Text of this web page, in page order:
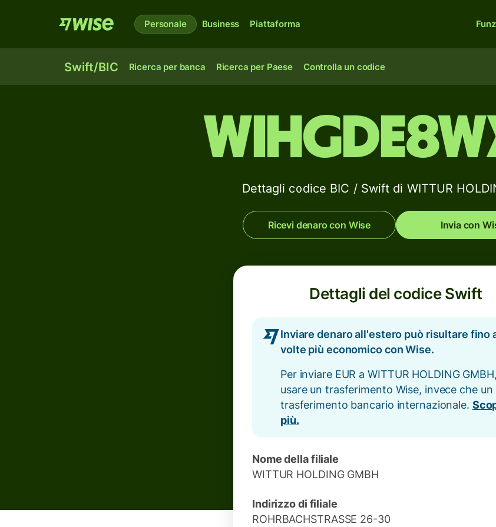
Personale Business Piattaforma
Swift/BIC Ricerca per banca Ricerca per Paese Controlla un codice
Dettagli codice BIC / Swift di WITTUR
Ricevi denaro con Wise Invia con
Dettagli del codice Swift
Inviare denaro all'estero può risultare fino
volte più economico con Wise.
Per inviare EUR a WITTUR HOLDING
usare un trasferimento Wise, invece che un
trasferimento bancario internazionale.
più.
Nome della filiale
WITTUR HOLDING GMBH
Indirizzo di filiale
ROHRBACHSTRASSE 26-30